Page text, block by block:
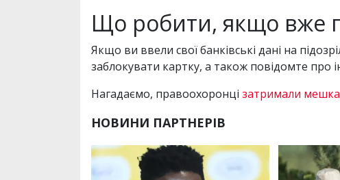
Що робити, якщо вже
Якщо ви ввели свої банківські дані на
заблокувати картку, а також повідомте про
Нагадаємо, правоохоронці затримали